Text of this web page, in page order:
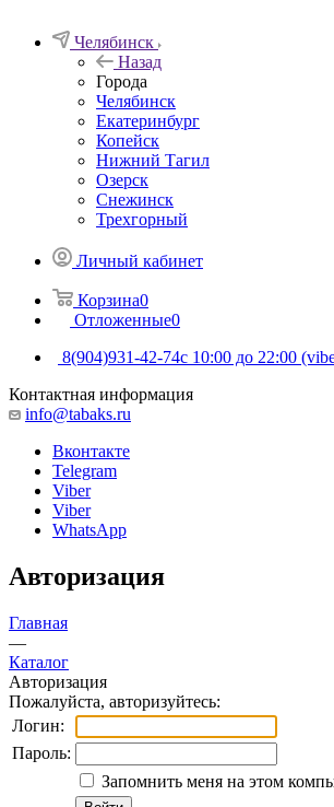
Челябинск
Назад
Города
Челябинск
Екатеринбург
Копейск
Нижний Тагил
Озерск
Снежинск
Трехгорный
Личный кабинет
Корзина0
Отложенные0
8(904)931-42-74с 10:00 до 22:00
Контактная информация
info@tabaks.ru
Вконтакте
Telegram
Viber
Viber
WhatsApp
Авторизация
Главная
—
Каталог
Авторизация
Пожалуйста, авторизуйтесь:
Логин:
Пароль:
Запомнить меня на этом